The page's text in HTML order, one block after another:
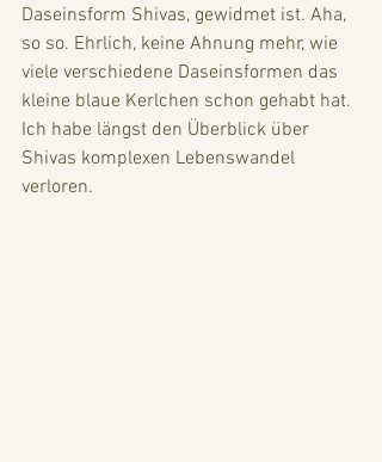
Daseinsform Shivas, gewidmet ist. Aha,
so so. Ehrlich, keine Ahnung mehr, wie
viele verschiedene Daseinsformen das
kleine blaue Kerlchen schon gehabt hat.
Ich habe längst den Überblick über
Shivas komplexen Lebenswandel
verloren.